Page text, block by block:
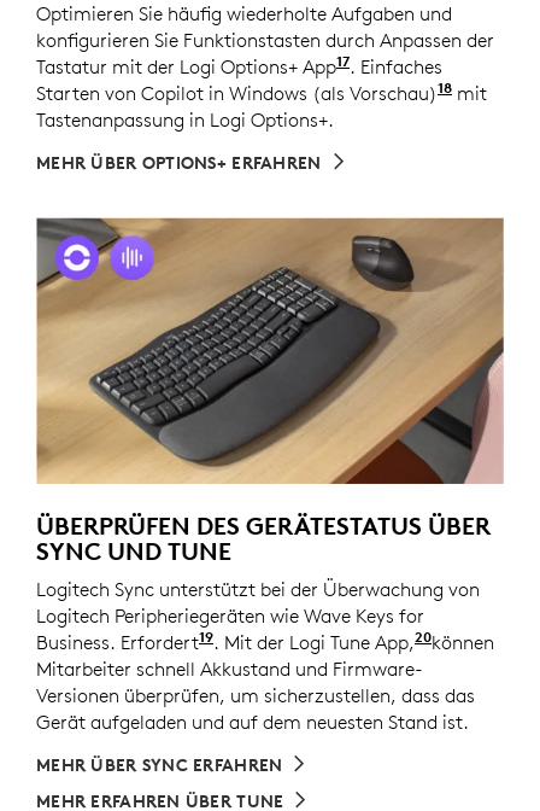
Optimieren Sie häufig wiederholte Aufgaben und
konfigurieren Sie Funktionstasten durch Anpassen der
Tastatur mit der Logi Options+ App17. Passen Sie das
. Einfaches
Starten von Copilot in Windows (als Vorschau)18 Copilot
mit
Tastenanpassung in Logi Options+.
MEHR ÜBER OPTIONS+ ERFAHREN
ÜBERPRÜFEN DES GERÄTESTATUS ÜBER
SYNC UND TUNE
Logitech Sync unterstützt bei der Überwachung von
Logitech Peripheriegeräten wie Wave Keys for
Business. Erfordert19das Herunterladen von Logi Tune
. Mit der Logi Tune App,20erhältlich
können
Mitarbeiter schnell Akkustand und Firmware-
Versionen überprüfen, um sicherzustellen, dass das
Gerät aufgeladen und auf dem neuesten Stand ist.
MEHR ÜBER SYNC ERFAHREN
MEHR ERFAHREN ÜBER TUNE